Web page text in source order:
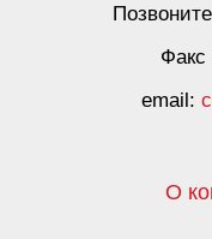
Факс
email:
О